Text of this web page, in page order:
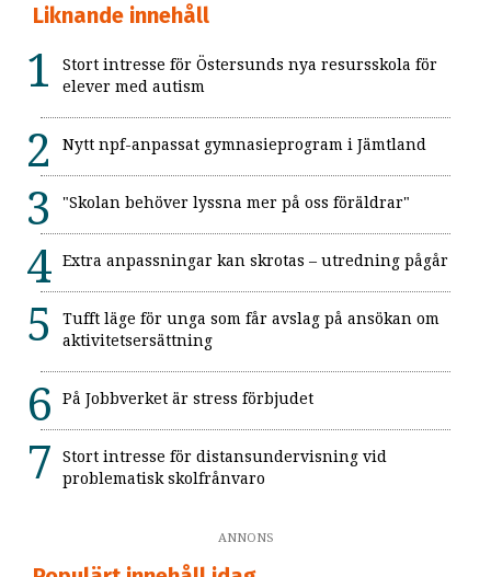
Liknande innehåll
Stort intresse för Östersunds nya resursskola för
elever med autism
Nytt npf-anpassat gymnasieprogram i Jämtland
"Skolan behöver lyssna mer på oss föräldrar"
Extra anpassningar kan skrotas – utredning pågår
Tufft läge för unga som får avslag på ansökan om
aktivitetsersättning
På Jobbverket är stress förbjudet
Stort intresse för distansundervisning vid
problematisk skolfrånvaro
ANNONS